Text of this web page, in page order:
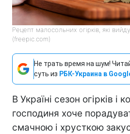
Рецепт малосольних огірків, які
(freepic.com)
Не трать время на шум!
суть из РБК-Украина в
В Україні сезон огірків і
господиня хоче
смачною і хрусткою